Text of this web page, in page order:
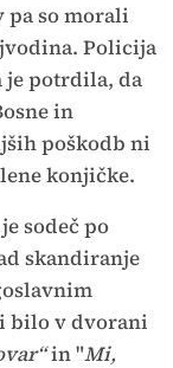
pa so morali
Policija
je potrdila, da
in
poškodb ni
konjičke.
je sodeč po
skandiranje
bilo v dvorani
“in "Mi,